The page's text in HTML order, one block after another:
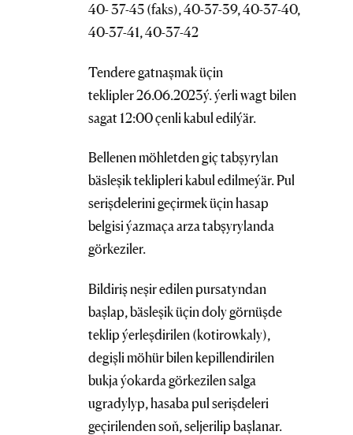
40- 37-45 (faks), 40-37-39, 40-37-40,
40-37-41, 40-37-42
Tendere gatnaşmak üçin
teklipler 26.06.2023ý. ýerli wagt bilen
sagat 12:00 çenli kabul edilýär.
Bellenen möhletden giç tabşyrylan
bäsleşik teklipleri kabul edilmeýär. Pul
serişdelerini geçirmek üçin hasap
belgisi ýazmaça arza tabşyrylanda
görkeziler.
Bildiriş neşir edilen pursatyndan
başlap, bäsleşik üçin doly görnüşde
teklip ýerleşdirilen (kotirowkaly),
degişli möhür bilen kepillendirilen
bukja ýokarda görkezilen salga
ugradylyp, hasaba pul serişdeleri
geçirilenden soň, seljerilip başlanar.